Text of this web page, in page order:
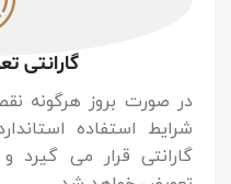
گارانتی
در صورت بروز هرگونه
شرایط استفاده
گارانتی قرار می گیرد